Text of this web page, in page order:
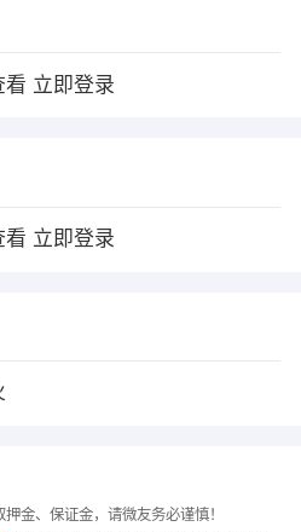
看 立即登录
看 立即登录
金、保证金，请微友务必谨慎！